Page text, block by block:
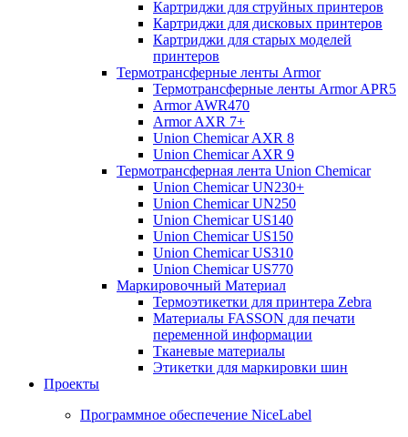
Картриджи для струйных принтеров
Картриджи для дисковых принтеров
Картриджи для старых моделей
принтеров
Термотрансферные ленты Armor
Термотрансферные ленты Armor APR5
Armor AWR470
Armor AXR 7+
Union Chemicar AXR 8
Union Chemicar AXR 9
Термотрансферная лента Union Chemicar
Union Chemicar UN230+
Union Chemicar UN250
Union Chemicar US140
Union Chemicar US150
Union Chemicar US310
Union Chemicar US770
Маркировочный Материал
Термоэтикетки для принтера Zebra
Материалы FASSON для печати
переменной информации
Тканевые материалы
Этикетки для маркировки шин
Проекты
Программное обеспечение NiceLabel